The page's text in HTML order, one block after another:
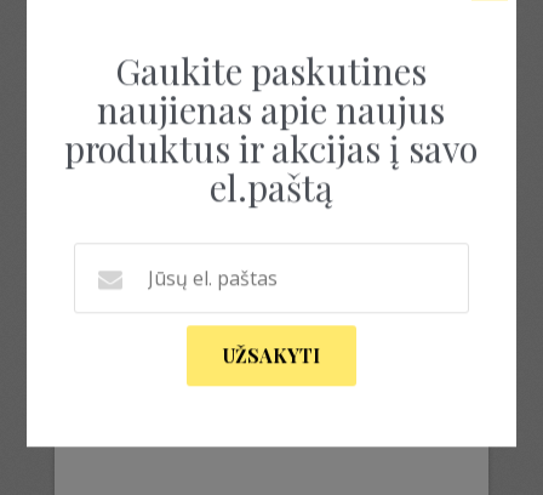
megztinis susiaustukas
Gaukite paskutines
naujienas apie naujus
produktus ir akcijas į savo
el.paštą
UŽSAKYTI